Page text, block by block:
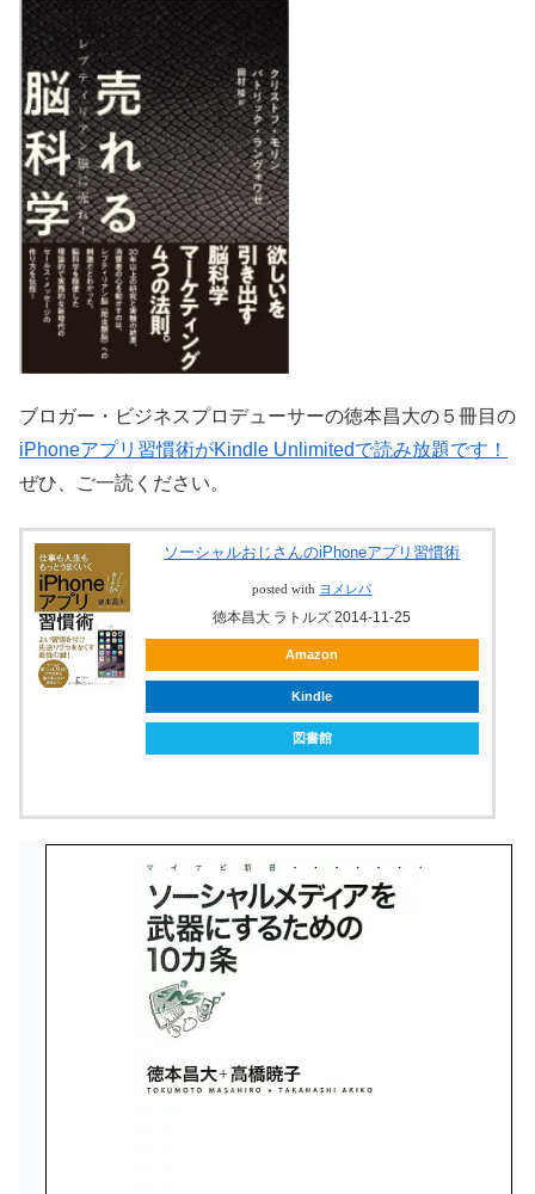
ブロガー・ビジネスプロデューサーの徳本昌大の５冊目の
iPhoneアプリ習慣術がKindle Unlimitedで読み放題です！
ぜひ、ご一読ください。
ソーシャルおじさんのiPhoneアプリ習慣術
posted with ヨメレバ
徳本昌大 ラトルズ 2014-11-25
Amazon
Kindle
図書館